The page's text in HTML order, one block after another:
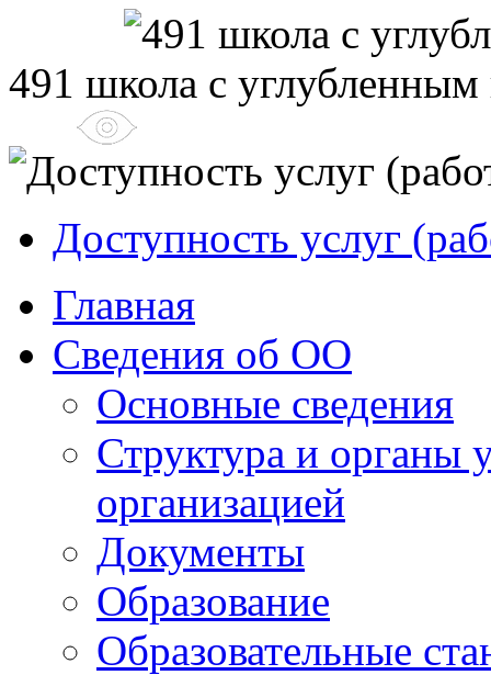
491 школа с
Доступность услуг
Главная
Сведения об ОО
Основные сведения
Структура и органы
организацией
Документы
Образование
Образовательные